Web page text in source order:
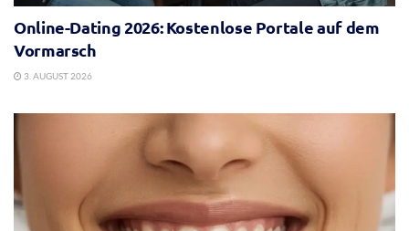
Online-Dating 2026: Kostenlose Portale auf dem
Vormarsch
3. AUGUST 2026